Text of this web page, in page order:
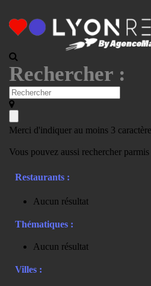
Rechercher :
Merci d'indiquer au moins 3
Vous pouvez aussi rechercher
Restaurants :
Aucun résultat
Thématiques :
Aucun résultat
Villes :